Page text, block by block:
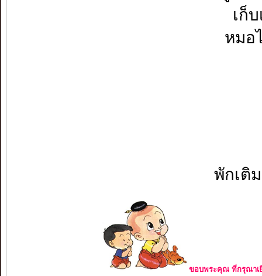
เก็
หมอ
พักเติ
ขอบพระคุณ ที่กรุณาเ